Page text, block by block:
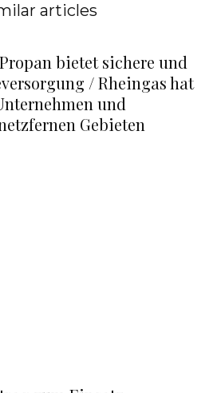
articles
bietet sichere und
/ Rheingas hat
und
Gebieten